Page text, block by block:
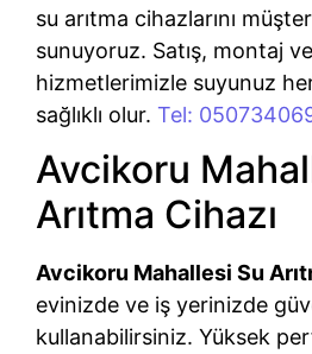
su arıtma cihazlarını
sunuyoruz. Satış, montaj
hizmetlerimizle suyunuz
sağlıklı olur. Tel:
Avcikoru
Arıtma Cihazı
Avcikoru Mahallesi Su
evinizde ve iş yerinizde
kullanabilirsiniz. Yüksek